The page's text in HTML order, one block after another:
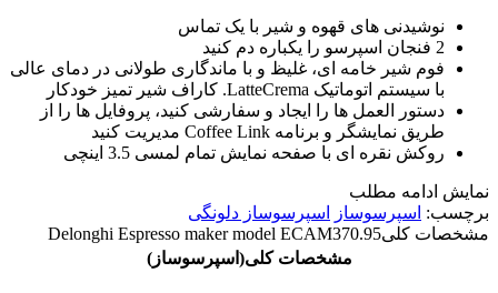
نوشیدنی های قهوه و شیر با یک تماس
2 فنجان اسپرسو را یکباره دم کنید
فوم شیر خامه ای، غلیظ و با ماندگاری طولانی در دمای عالی
با سیستم اتوماتیک LatteCrema. کاراف شیر تمیز خودکار
دستور العمل ها را ایجاد و سفارشی کنید، پروفایل ها را از
طریق نمایشگر و برنامه Coffee Link مدیریت کنید
روکش نقره ای با صفحه نمایش تمام لمسی 3.5 اینچی
نمایش ادامه مطلب
برچسب: اسپرسوساز
اسپرسوساز دلونگی
مشخصات کلیDelonghi Espresso maker model ECAM370.95
مشخصات کلی(اسپرسوساز)